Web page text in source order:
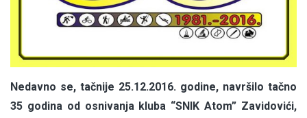
Nedavno se, tačnije 25.12.2016. godine, navršilo tačno
35 godina od osnivanja kluba “SNIK Atom” Zavidovići,